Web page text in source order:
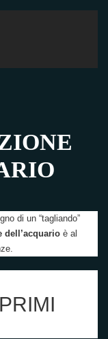
di un “tagliando”
dell’acquario è al